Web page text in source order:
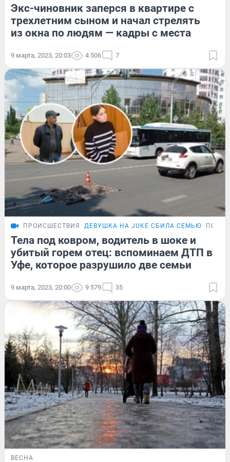
Экс-чиновник заперся в квартире с
трехлетним сыном и начал стрелять
из окна по людям — кадры с места
9 марта, 2023, 20:03 4 506 7
ПРОИСШЕСТВИЯ ДЕВУШКА НА JUKE СБИЛА СЕМЬЮ
Тела под ковром, водитель в шоке и
убитый горем отец: вспоминаем ДТП в
Уфе, которое разрушило две семьи
9 марта, 2023, 20:00 9 579 35
ВЕСНА